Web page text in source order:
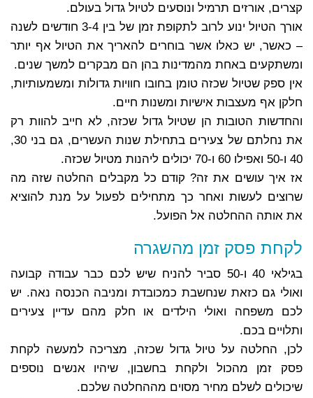
קצרים, אורזים תרמיל ונוסעים לטיול גדול בעולם.
אורך הטיול ינוע לרוב לתקופת זמן של בין 3-4 חודשים לשנה
– כאשר, יש כאלו אשר בוחרים להאריך את הטיול אף יותר
ומשתקעים באחת מהמדינות בהן הם מבקרים למשך שנים.
אין ספק שטיול שכזה טומן בחובו חוויות גדולות ומשמעותיות,
חלקן אף מעצבות אישיות ומשנות חיים.
והחדשות הטובות הן שטיול גדול שכזה, לא חייב להוות רק
את נחלתם של צעירים בתחילת שנות העשרים, גם בני 30,
40 ו-50 ואפילו 60 ו-70 יכולים ליהנות מטיול שכזה.
אז איך עושים את זה? קודם כל מקבלים החלטה שזה מה
שרוצים לעשות ואחר כך מתחילים לפעול על מנת להוציא
את אותה ההחלטה אל הפועל.
לקחת פסק זמן מהשגרה
בגילאי 40 ו-50 סביר להניח שיש לכם כבר עבודה קבועה
ואולי גם כזאת שנחשבת כמכובדת ומניבה הכנסה נאה. יש
לכם משפחה ואולי הילדים או חלק מהם עדיין צעירים
ותלויים בכם.
לכן, החלטה על טיול גדול שכזה, מצריכה למעשה לקחת
פסק זמן מהכול ולקחת בחשבון, שיהיו אנשים נוספים
שיכולים לשלם מחיר מסוים מההחלטה שלכם.